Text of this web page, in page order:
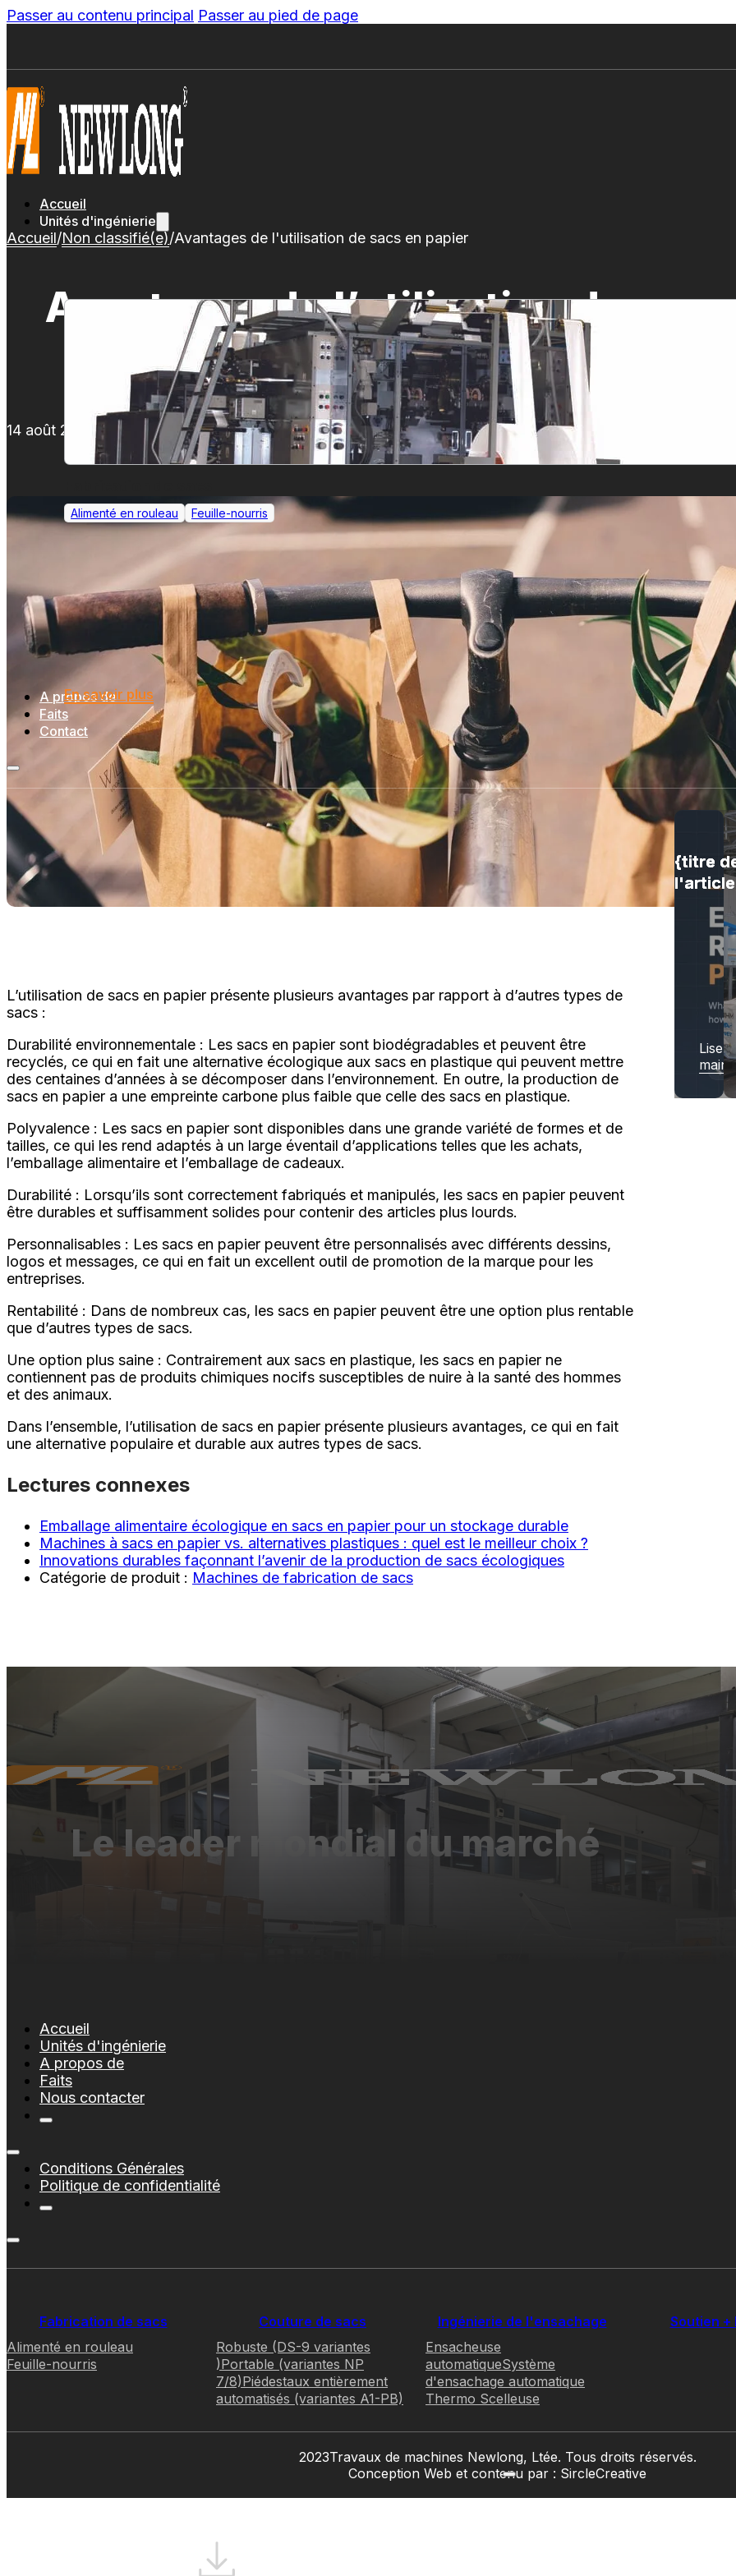
Passer au contenu principal Passer au pied de page
Accueil
Unités d'ingénierie
Alimenté en rouleau Feuille-nourris
En savoir plus
A propos de
Faits
Contact
Accueil/Non classifié(e)/Avantages de l'utilisation de sacs en papier
Avantages de l’utilisation de
sacs en papier
14 août 2023
L’utilisation de sacs en papier présente plusieurs avantages par rapport à d’autres types de
sacs :
Durabilité environnementale : Les sacs en papier sont biodégradables et peuvent être
recyclés, ce qui en fait une alternative écologique aux sacs en plastique qui peuvent mettre
des centaines d’années à se décomposer dans l’environnement. En outre, la production de
sacs en papier a une empreinte carbone plus faible que celle des sacs en plastique.
Polyvalence : Les sacs en papier sont disponibles dans une grande variété de formes et de
tailles, ce qui les rend adaptés à un large éventail d’applications telles que les achats,
l’emballage alimentaire et l’emballage de cadeaux.
Durabilité : Lorsqu’ils sont correctement fabriqués et manipulés, les sacs en papier peuvent
être durables et suffisamment solides pour contenir des articles plus lourds.
Personnalisables : Les sacs en papier peuvent être personnalisés avec différents dessins,
logos et messages, ce qui en fait un excellent outil de promotion de la marque pour les
entreprises.
Rentabilité : Dans de nombreux cas, les sacs en papier peuvent être une option plus rentable
que d’autres types de sacs.
Une option plus saine : Contrairement aux sacs en plastique, les sacs en papier ne
contiennent pas de produits chimiques nocifs susceptibles de nuire à la santé des hommes
et des animaux.
Dans l’ensemble, l’utilisation de sacs en papier présente plusieurs avantages, ce qui en fait
une alternative populaire et durable aux autres types de sacs.
Lectures connexes
Emballage alimentaire écologique en sacs en papier pour un stockage durable
Machines à sacs en papier vs. alternatives plastiques : quel est le meilleur choix ?
Innovations durables façonnant l’avenir de la production de sacs écologiques
Catégorie de produit : Machines de fabrication de sacs
{titre
Lisez
{titre
{titre
Le leader mondial du marché
Accueil
Unités d'ingénierie
A propos de
Faits
Nous contacter
Conditions Générales
Politique de confidentialité
Fabrication de sacs
Alimenté en rouleau
Feuille-nourris
Couture de sacs
Robuste (DS-9 variantes
)Portable (variantes NP
7/8)Piédestaux entièrement
automatisés (variantes A1-PB)
Ingénierie de l'ensachage
Ensacheuse
automatiqueSystème
d'ensachage automatique
Thermo Scelleuse
Soutien +
2023Travaux de machines Newlong, Ltée. Tous droits réservés.
Conception Web et contenu par : SircleCreative